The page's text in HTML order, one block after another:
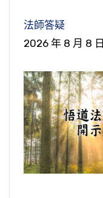
法師答疑
2026 年 8 月 8 日